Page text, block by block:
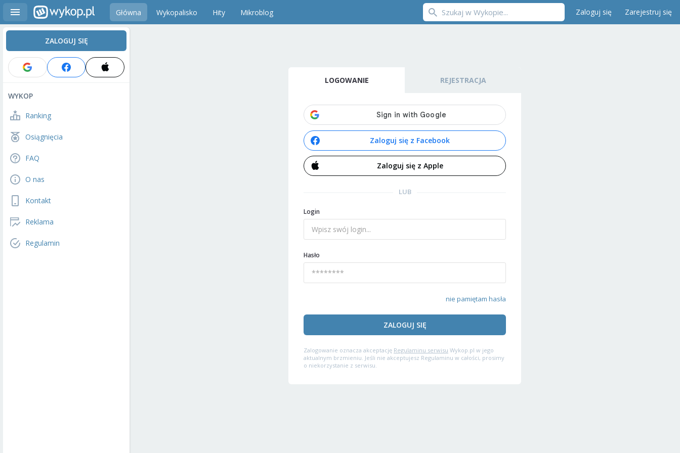
Główna Wykopalisko Hity Mikroblog Zaloguj się Zarejestruj się
ZALOGUJ SIĘ
WYKOP
Ranking
Osiągnięcia
FAQ
O nas
Kontakt
Reklama
Regulamin
LOGOWANIE REJESTRACJA
Zaloguj się z Facebook
Zaloguj się z Apple
LUB
Login
Hasło
nie pamiętam hasła
ZALOGUJ SIĘ
Zalogowanie oznacza akceptację Regulaminu serwisu Wykop.pl w jego
aktualnym brzmieniu. Jeśli nie akceptujesz Regulaminu w całości, prosimy
o niekorzystanie z serwisu.